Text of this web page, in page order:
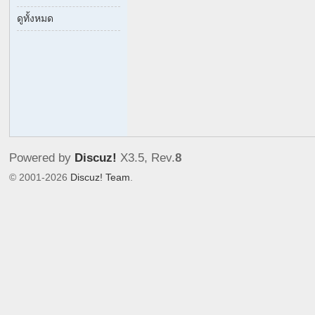
co
rc
u
m
ดูทั้งหมด
Powered by Discuz! X3.5, Rev.8
© 2001-2026 Discuz! Team